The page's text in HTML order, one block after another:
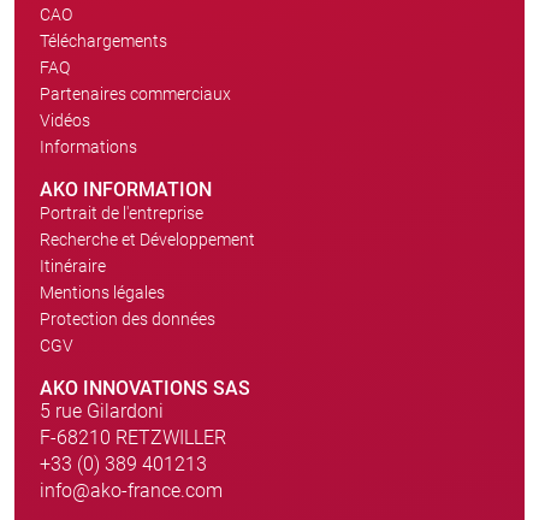
CAO
Téléchargements
FAQ
Partenaires commerciaux
Vidéos
Informations
AKO INFORMATION
Portrait de l'entreprise
Recherche et Développement
Itinéraire
Mentions légales
Protection des données
CGV
AKO INNOVATIONS SAS
5 rue Gilardoni
F-68210 RETZWILLER
+33 (0) 389 401213
info@ako-france.com